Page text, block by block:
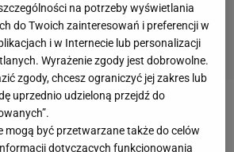
są jesienne warzywa i owoce? Sprawdź,
na potrzeby wyświetlania
do Twoich zainteresowań i preferencji w
i w Internecie lub personalizacji
Wyrażenie zgody jest dobrowolne.
zgody, chcesz ograniczyć jej zakres lub
uprzednio udzieloną przejdź do
mogą być przetwarzane także do celów
dotyczących funkcjonowania